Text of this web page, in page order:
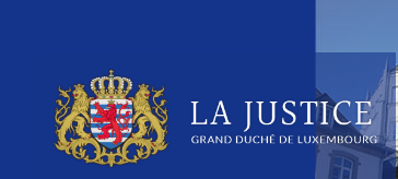
navigation